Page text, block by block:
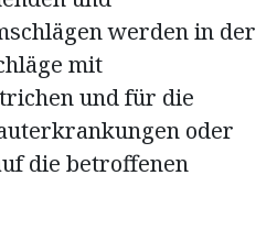
werden in der
mit
und für die
oder
die betroffenen